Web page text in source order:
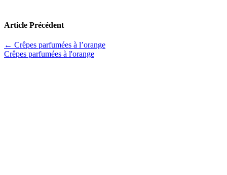
Article Précédent
← Crêpes parfumées à l’orange
Crêpes parfumées à l'orange